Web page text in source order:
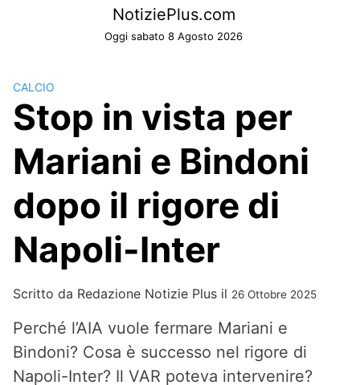
NotiziePlus.com
Oggi sabato 8 Agosto 2026
CALCIO
Stop in vista per
Mariani e Bindoni
dopo il rigore di
Napoli-Inter
Scritto da Redazione Notizie Plus il 26 Ottobre 2025
Perché l’AIA vuole fermare Mariani e
Bindoni? Cosa è successo nel rigore di
Napoli-Inter? Il VAR poteva intervenire?